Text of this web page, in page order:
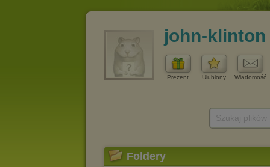
john-klinton
Prezent Ulubiony Wiadomość
Foldery